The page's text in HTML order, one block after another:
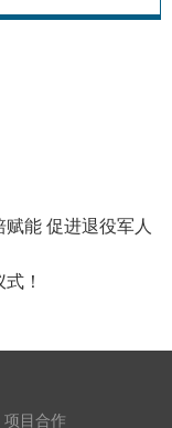
能 促进退役军人
！
项目合作